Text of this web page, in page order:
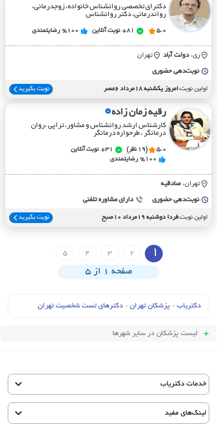
دکترای تخصصی روانشناس خانواده، زوجدرمانی،
رواندرمانی، دکتر روانشناس
5.0
81+ نوبت آنلاین %100 رضایتمندی
ری، دولت آباد تهران
نوبت‌دهی حضوری
اولین نوبت:امروز یکشنبه 18مرداد 6عصر نوبت بگیرید
رقیه زمان زاده
کارشناس ارشد روانشناس و مشاور، تراپی ،روان
درمانگر ، طرحواره درمانگر
5.0 (19 نظر) 31+
نوبت آنلاین
%100 رضایتمندی
تهران، صادقيه
نوبت‌دهی حضوری دارای مشاوره تلفنی
اولین نوبت:فردا دوشنبه 19مرداد 10صبح نوبت بگیرید
1
2
3
4
5
صفحه 1 از 5
دکتریاب › پزشکان تهران › دکترهای تست شخصیت تهران
لیست پزشکان در سایر شهرها
خدمات دکتریاب
لینک‌های مفید